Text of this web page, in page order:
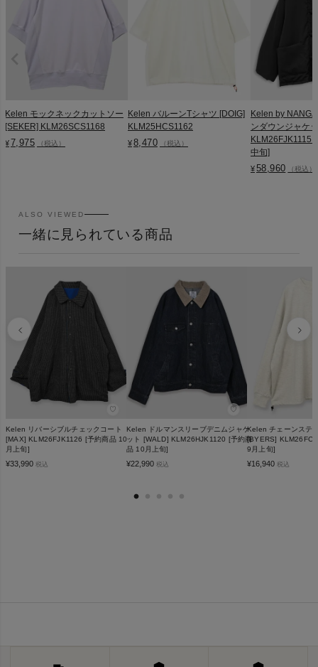
Kelen モックネックカットソー
[SEKER] KLM26SCS1168
¥7,975 （税込）
Kelen バルーンTシャツ [DOIG]
KLM25HCS1162
¥8,470 （税込）
Kelen by
ンダウンジャケ
KLM26FJK1115
中旬]
¥58,960 （税込）
ALSO VIEWED
一緒に見られている商品
♡
Kelen リバーシブルチェックコート
[MAX] KLM26FJK1126 [予約商品 10
月上旬]
¥33,990 税込
♡
Kelen ドルマンスリーブデニムジャケ
ット [WALD] KLM26HJK1120 [予約商
品 10月上旬]
¥22,990 税込
Kelen チェーンステ
[BYERS]
9月上旬]
¥16,940 税込